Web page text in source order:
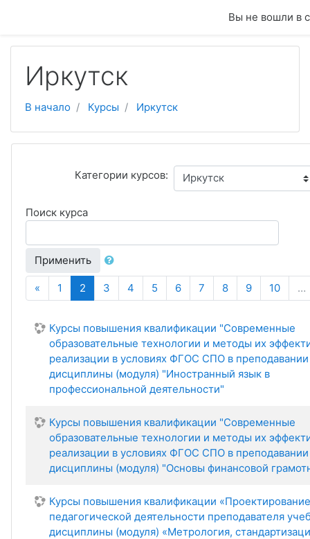
Вы не вошли в
Иркутск
В начало Курсы Иркутск
Категории курсов:
Поиск курса
Применить
« Назад
1 2 (текущая)
3 4 5 6 7 8 9 10 …
Курсы повышения квалификации "Современные
образовательные технологии и методы их
реализации в условиях ФГОС СПО в преподавании
дисциплины (модуля) "Иностранный язык в
профессиональной деятельности"
Курсы повышения квалификации "Современные
образовательные технологии и методы их
реализации в условиях ФГОС СПО в преподавании
дисциплины (модуля) "Основы финансовой
Курсы повышения квалификации «Проектирование
педагогической деятельности преподавателя
дисциплины (модуля) «Метрология,